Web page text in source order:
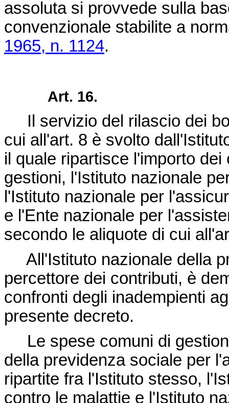
assoluta si provvede sulla
convenzionale stabilite a
1965, n. 1124.
Art. 16.
Il servizio del rilascio dei
cui all'art. 8 è svolto
il quale ripartisce l'importo
gestioni, l'Istituto nazionale
l'Istituto nazionale per
e l'Ente nazionale per
secondo le aliquote di cui
All'Istituto nazionale della
percettore dei contributi, è
confronti degli inadempienti
presente decreto.
Le spese comuni di
della previdenza sociale per
ripartite fra l'Istituto stesso,
contro le malattie e l'Istituto